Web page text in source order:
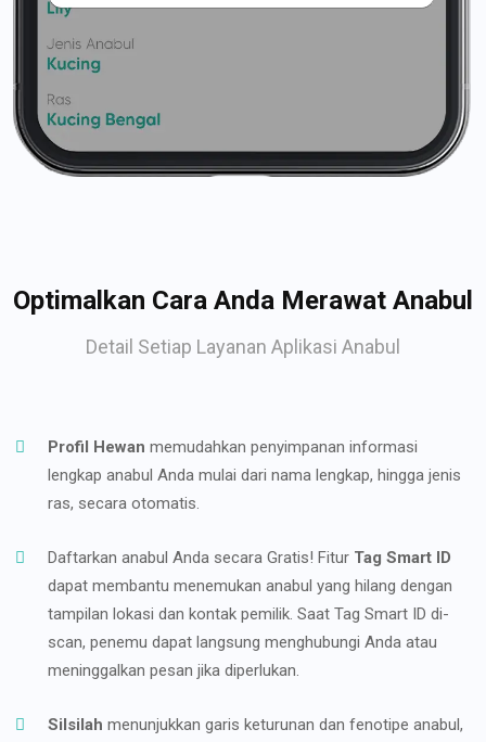
Optimalkan Cara Anda Merawat Anabul
Detail Setiap Layanan Aplikasi Anabul
Profil Hewan memudahkan penyimpanan informasi
lengkap anabul Anda mulai dari nama lengkap, hingga jenis
ras, secara otomatis.
Daftarkan anabul Anda secara Gratis! Fitur Tag Smart ID
dapat membantu menemukan anabul yang hilang dengan
tampilan lokasi dan kontak pemilik. Saat Tag Smart ID di-
scan, penemu dapat langsung menghubungi Anda atau
meninggalkan pesan jika diperlukan.
Silsilah menunjukkan garis keturunan dan fenotipe anabul,